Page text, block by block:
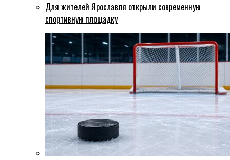
Для жителей Ярославля открыли современную
спортивную площадку